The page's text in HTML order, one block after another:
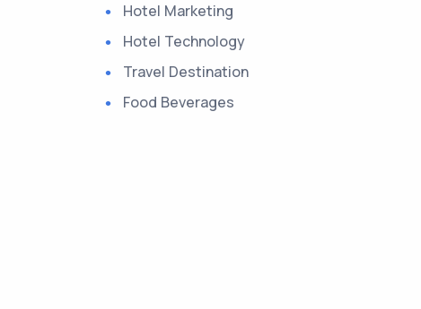
Hotel Marketing
Hotel Technology
Travel Destination
Food Beverages